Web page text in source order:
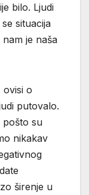
bilo. Ljudi
situacija
je naša
ovisi o
putovalo.
pošto su
nikakav
širenje u